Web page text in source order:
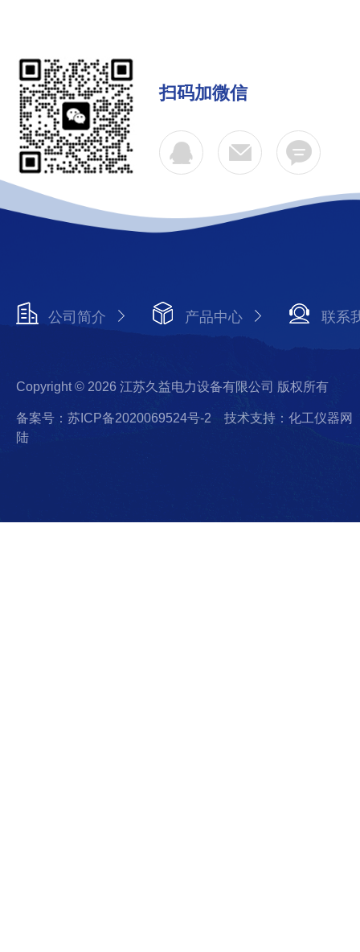
扫码加微信
公司简介 产品中心 联系
Copyright © 2026 江苏久益电力设备有限公司 版权所有
备案号：苏ICP备2020069524号-2
技术支持：化工仪器网
陆